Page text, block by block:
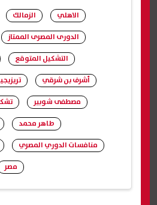
الاهلي الزمالك
الدورى المصرى الممتاز
التشكيل المتوقع
أشرف بن شرقي
مصطفى شوبير
طاهر محمد
منافسات الدوري المصري
مصر